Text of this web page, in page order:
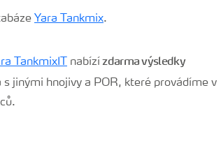
Yara Tankmix.
TankmixIT nabízí zdarma výsledky
s jinými hnojivy a POR, které provádíme v